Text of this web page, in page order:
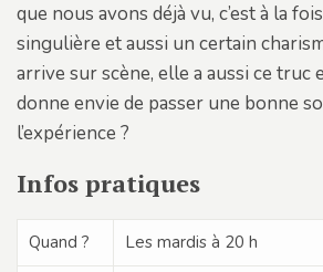
que nous avons déjà vu, c’est à la
singulière et aussi un certain
arrive sur scène, elle a aussi ce truc
donne envie de passer une bonne
l’expérience ?
Infos pratiques
Quand ? Les mardis à 20 h